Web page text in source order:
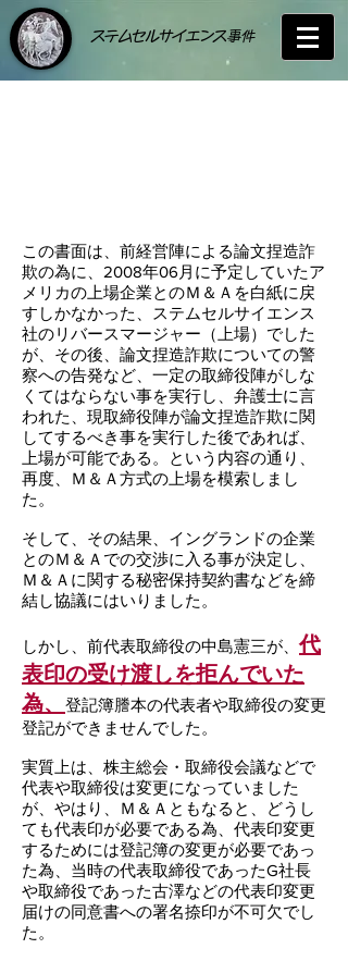
​ステムセルサイエンス事件
この書面は、前経営陣による論文捏造詐
欺の為に、2008年06月に予定していたア
メリカの上場企業とのＭ＆Ａを白紙に戻
すしかなかった、ステムセルサイエンス
社のリバースマージャー（上場）でした
が、その後、論文捏造詐欺についての警
察への告発など、一定の取締役陣がしな
くてはならない事を実行し、弁護士に言
われた、現取締役陣が論文捏造詐欺に関
してするべき事を実行した後であれば、
上場が可能である。という内容の通り、
再度、Ｍ＆Ａ方式の上場を模索しまし
た。
そして、その結果、イングランドの企業
とのＭ＆Ａでの交渉に入る事が決定し、
Ｍ＆Ａに関する秘密保持契約書などを締
結し協議にはいりました。
しかし、前代表取締役の中島憲三が、代
表印の受け渡しを拒んでいた
為、
登記簿謄本の代表者や取締役の変更
登記ができませんでした。
実質上は、株主総会・取締役会議などで
代表や取締役は変更になっていました
が、やはり、Ｍ＆Ａともなると、どうし
ても代表印が必要である為、代表印変更
するためには登記簿の変更が必要であっ
た為、当時の代表取締役であったG社長
や取締役であった古澤などの代表印変更
届けの同意書への署名捺印が不可欠でし
た。